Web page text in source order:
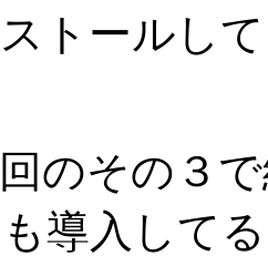
トールし
のその３
導入して